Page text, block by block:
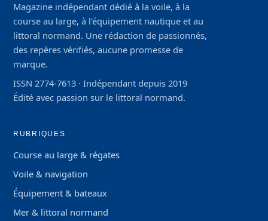
Magazine indépendant dédié à la voile, à la
course au large, à l'équipement nautique et au
littoral normand. Une rédaction de passionnés,
des repères vérifiés, aucune promesse de
marque.
ISSN 2774-7613 · Indépendant depuis 2019
Édité avec passion sur le littoral normand.
RUBRIQUES
Course au large & régates
Voile & navigation
Équipement & bateaux
Mer & littoral normand